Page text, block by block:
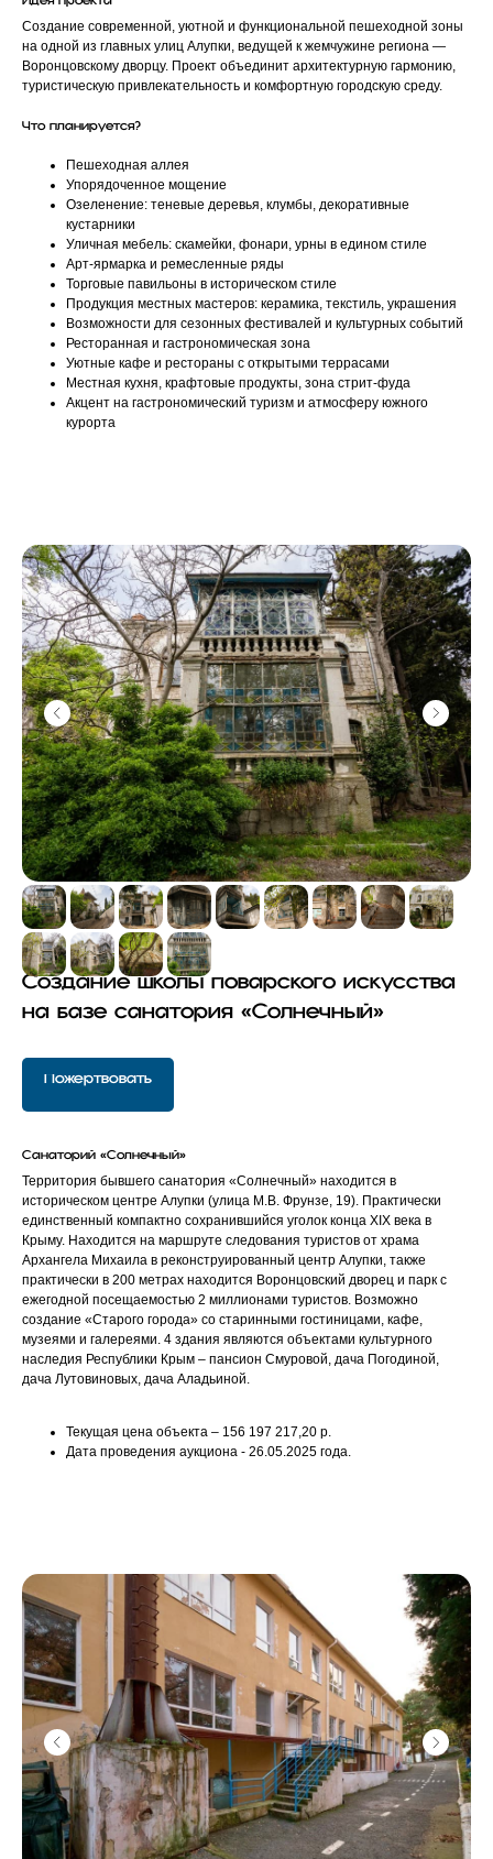
Идея проекта
Создание современной, уютной и функциональной пешеходной зоны
на одной из главных улиц Алупки, ведущей к жемчужине региона —
Воронцовскому дворцу. Проект объединит архитектурную гармонию,
туристическую привлекательность и комфортную городскую среду.
Что планируется?
Пешеходная аллея
Упорядоченное мощение
Озеленение: теневые деревья, клумбы, декоративные
кустарники
Уличная мебель: скамейки, фонари, урны в едином стиле
Арт-ярмарка и ремесленные ряды
Торговые павильоны в историческом стиле
Продукция местных мастеров: керамика, текстиль, украшения
Возможности для сезонных фестивалей и культурных событий
Ресторанная и гастрономическая зона
Уютные кафе и рестораны с открытыми террасами
Местная кухня, крафтовые продукты, зона стрит-фуда
Акцент на гастрономический туризм и атмосферу южного
курорта
Создание школы поварского искусства
на базе санатория «Солнечный»
Пожертвовать
Санаторий «Солнечный»
Территория бывшего санатория «Солнечный» находится в
историческом центре Алупки (улица М.В. Фрунзе, 19). Практически
единственный компактно сохранившийся уголок конца ХIХ века в
Крыму. Находится на маршруте следования туристов от храма
Архангела Михаила в реконструированный центр Алупки, также
практически в 200 метрах находится Воронцовский дворец и парк с
ежегодной посещаемостью 2 миллионами туристов. Возможно
создание «Старого города» со старинными гостиницами, кафе,
музеями и галереями. 4 здания являются объектами культурного
наследия Республики Крым – пансион Смуровой, дача Погодиной,
дача Лутовиновых, дача Аладьиной.
Текущая цена объекта – 156 197 217,20 р.
Дата проведения аукциона - 26.05.2025 года.